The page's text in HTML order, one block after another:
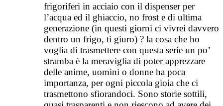
frigoriferi in acciaio con il dispenser per
l’acqua ed il ghiaccio, no frost e di ultima
generazione (in questi giorni ci vivrei davvero
dentro un frigo, ti giuro) ? la cosa che ho
voglia di trasmettere con questa serie un po’
stramba è la meraviglia di poter apprezzare
delle anime, uomini o donne ha poca
importanza, per ogni piccola gioia che ci
trasmettono sfiorandoci. Sono storie sottili,